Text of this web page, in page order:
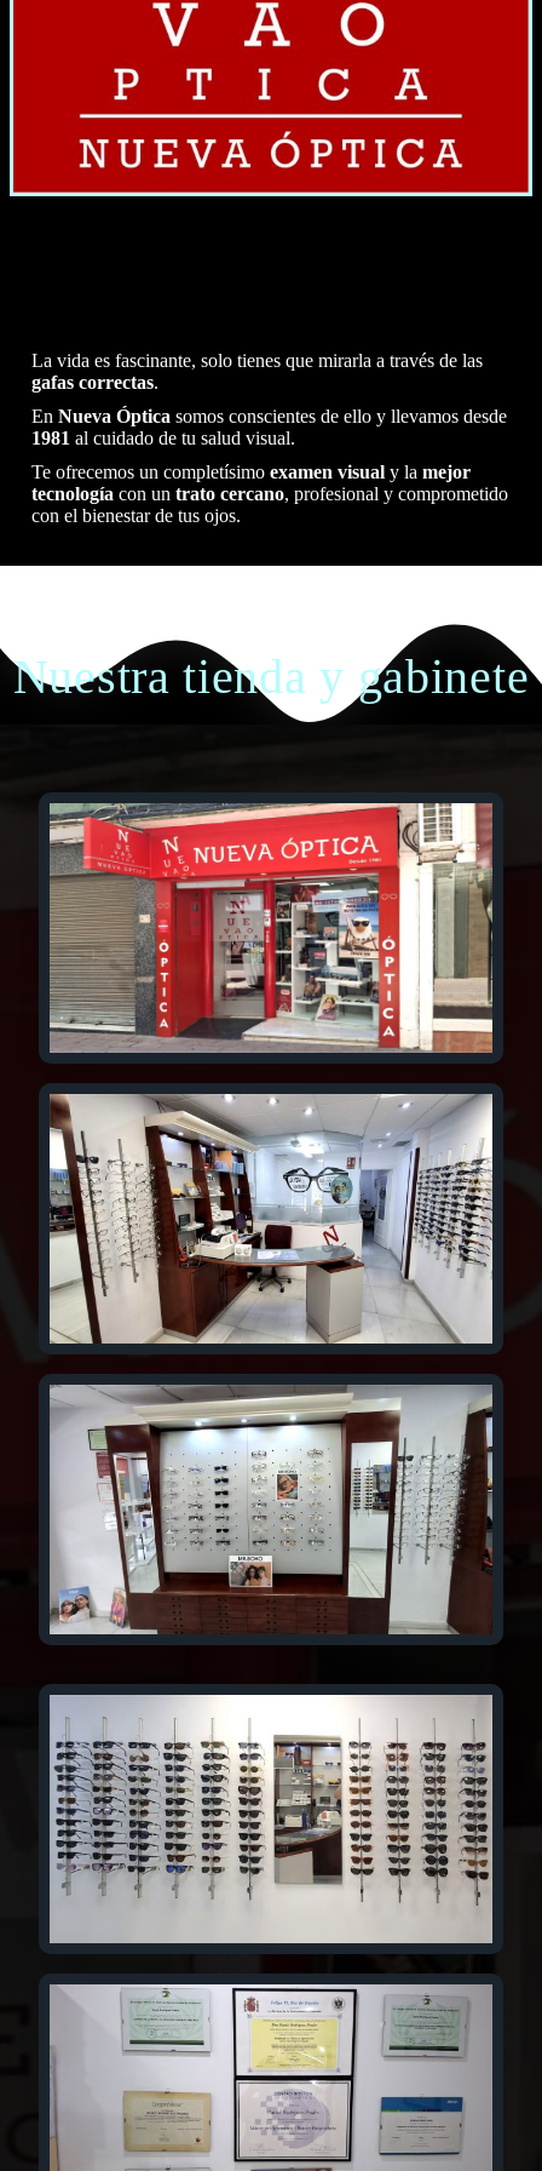
La vida es fascinante, solo tienes que mirarla a través de las
gafas correctas.
En Nueva Óptica somos conscientes de ello y llevamos desde
1981 al cuidado de tu salud visual.
Te ofrecemos un completísimo examen visual y la mejor
tecnología con un trato cercano, profesional y comprometido
con el bienestar de tus ojos.
Nuestra tienda y gabinete